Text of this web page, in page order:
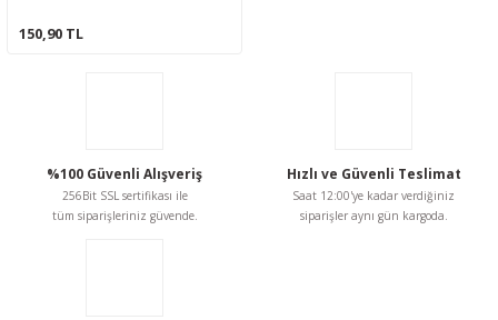
150,90 TL
%100 Güvenli Alışveriş
256Bit SSL sertifikası ile
tüm siparişleriniz güvende.
Hızlı ve Güvenli Teslimat
Saat 12:00'ye kadar verdiğiniz
siparişler aynı gün kargoda.